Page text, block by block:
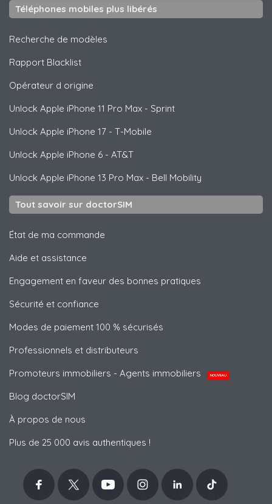
Téléphones mobiles plus libérés
Recherche de modèles
Rapport Blacklist
Opérateur d origine
Unlock Apple iPhone 11 Pro Max - Sprint
Unlock Apple iPhone 17 - T-Mobile
Unlock Apple iPhone 6 - AT&T
Unlock Apple iPhone 13 Pro Max - Bell Mobility
Tout savoir sur doctorSIM
État de ma commande
Aide et assistance
Engagement en faveur des bonnes pratiques
Sécurité et confiance
Modes de paiement 100 % sécurisés
Professionnels et distributeurs
Promoteurs immobiliers - Agents immobiliers
NOUVEAU
Blog doctorSIM
À propos de nous
Plus de 25 000 avis authentiques !